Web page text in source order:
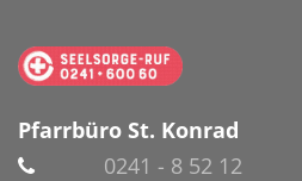
Pfarrbüro St. Konrad
0241 - 8 52 12